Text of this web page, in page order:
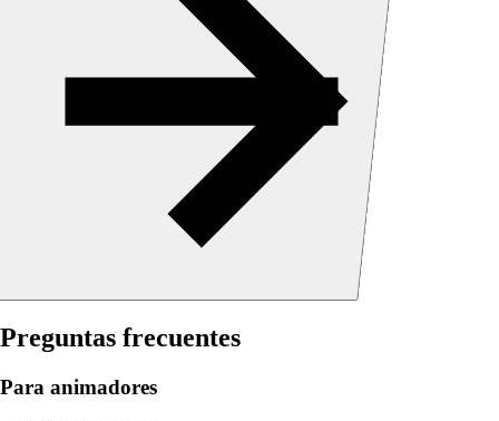
Preguntas frecuentes
Para animadores